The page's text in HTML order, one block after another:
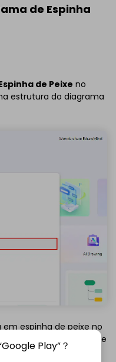
de Espinha
de Peixe no
estrutura do diagrama
espinha de peixe no
a expandir. Adicione
superior ou
Play”？